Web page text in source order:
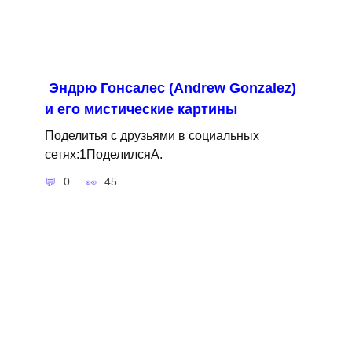
Эндрю Гонсалес (Andrew Gonzalez)
и его мистические картины
Поделитья с друзьями в социальных
сетях:1ПоделилсяA.
0 45